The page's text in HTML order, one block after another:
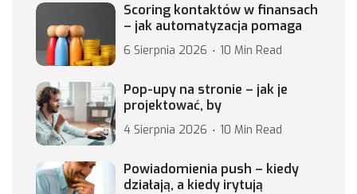
Scoring kontaktów w finansach
– jak automatyzacja pomaga
6 Sierpnia 2026 10 Min Read
Pop-upy na stronie – jak je
projektować, by
4 Sierpnia 2026 10 Min Read
Powiadomienia push – kiedy
działają, a kiedy irytują